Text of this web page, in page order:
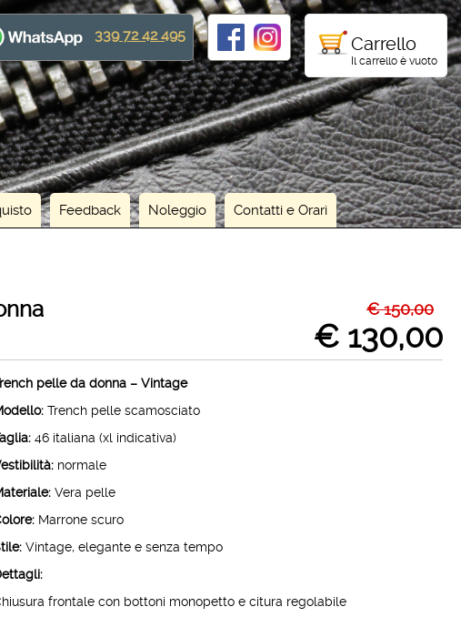
Feedback Noleggio Contatti e Orari
Carrello
Il carrello è vuoto
339 72 42 495
€ 150,00
€ 130,00
pelle da donna – Vintage
Trench pelle scamosciato
46 italiana (xl indicativa)
normale
Vera pelle
Marrone scuro
Vintage, elegante e senza tempo
frontale con bottoni monopetto e citura regolabile